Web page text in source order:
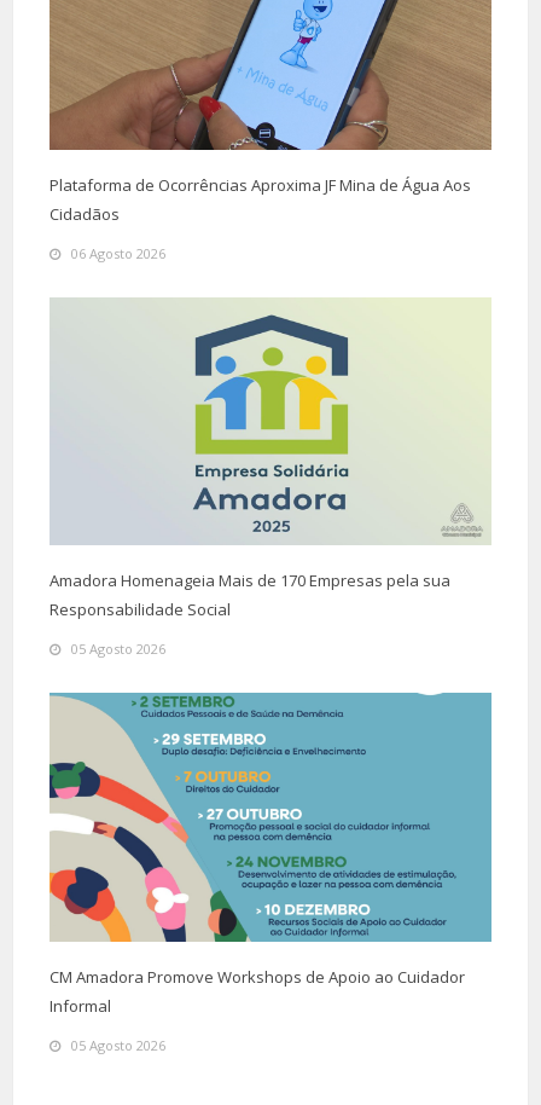
Plataforma de Ocorrências Aproxima JF Mina de Água Aos
Cidadãos
06 Agosto 2026
Amadora Homenageia Mais de 170 Empresas pela sua
Responsabilidade Social
05 Agosto 2026
CM Amadora Promove Workshops de Apoio ao Cuidador
Informal
05 Agosto 2026